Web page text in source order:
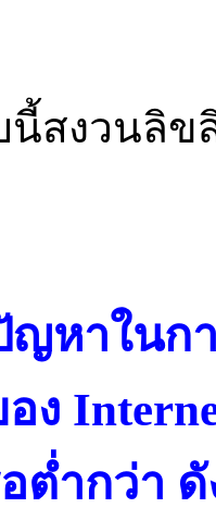
นี้สงวนลิ
หาในกา
ง
ต่ำกว่า